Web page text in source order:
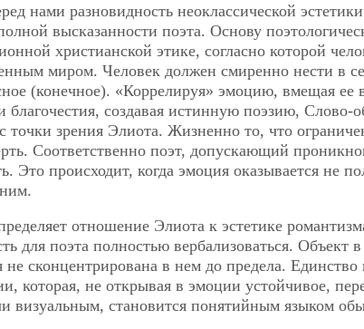
нами разновидность неоклассической
высказанности поэта. Основу
христианской этике, согласно которой
миром. Человек должен смиренно нести в
(конечное). «Коррелируя» эмоцию, вмещая ее
благочестия, создавая истинную поэзию, Слово-
точки зрения Элиота. Жизненно то, что
Соответственно поэт, допускающий
Это происходит, когда эмоция оказывается не
отношение Элиота к эстетике
для поэта полностью вербализоваться. Объект
сконцентрирована в нем до предела. Единство
которая, не открывая в эмоции устойчивое,
визуальным, становится понятийным языком